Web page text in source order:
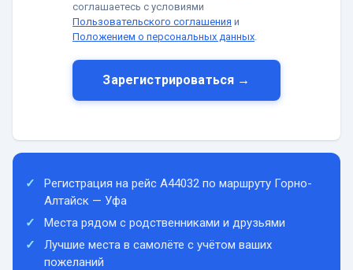
соглашаетесь с условиями
Пользовательского соглашения и
Положением о персональных данных.
Зарегистрироваться →
Регистрация на рейс A44032 по маршруту Горно-
Алтайск — Уфа
Места рядом с родственниками и друзьями
Лучшие места в самолёте с учётом ваших
пожеланий